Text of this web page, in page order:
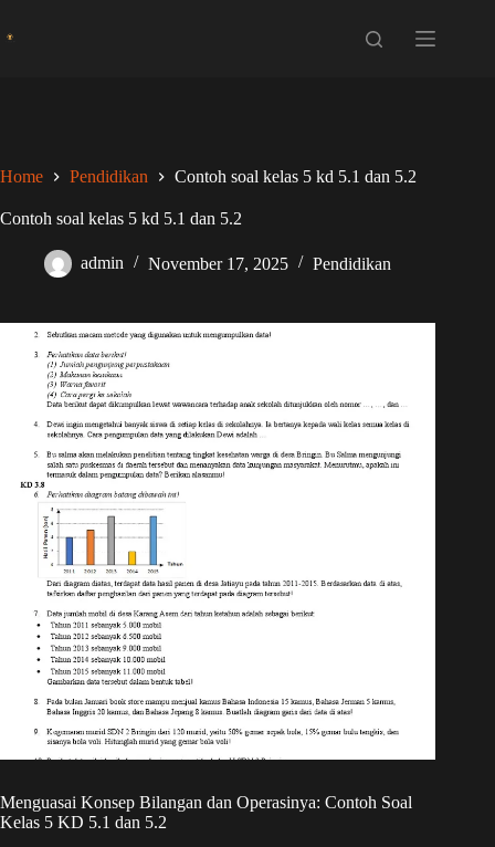
Home Pendidikan Contoh soal kelas 5 kd 5.1 dan 5.2
Contoh soal kelas 5 kd 5.1 dan 5.2
admin November 17, 2025 Pendidikan
Menguasai Konsep Bilangan dan Operasinya: Contoh Soal
Kelas 5 KD 5.1 dan 5.2